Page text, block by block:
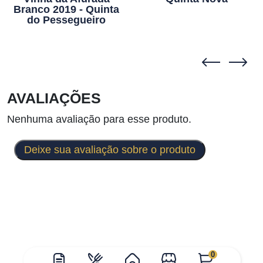
0
Branco 2019 - Quinta
do Pessegueiro
AVALIAÇÕES
Nenhuma avaliação para esse produto.
Deixe sua avaliação sobre o produto